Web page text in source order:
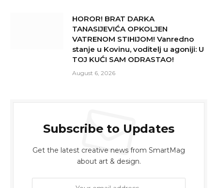
HOROR! BRAT DARKA
TANASIJEVIĆA OPKOLJEN
VATRENOM STIHIJOM! Vanredno
stanje u Kovinu, voditelj u agoniji: U
TOJ KUĆI SAM ODRASTAO!
August 6, 2026
Subscribe to Updates
Get the latest creative news from SmartMag
about art & design.